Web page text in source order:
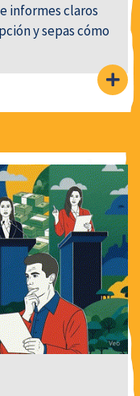
informes claros
y sepas cómo